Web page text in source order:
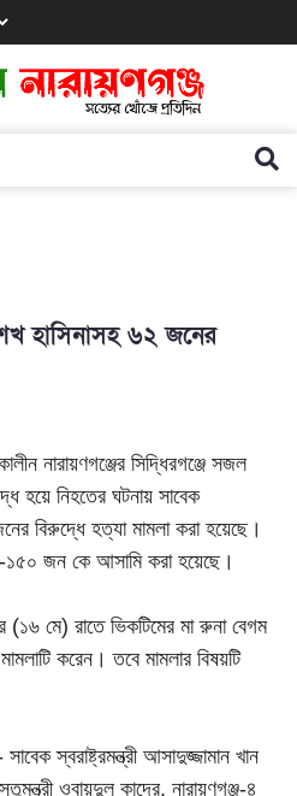
হাসিনাসহ ৬২ জনের
নারায়ণগঞ্জের সিদ্ধিরগঞ্জে সজল
হয়ে নিহতের ঘটনায় সাবেক
বিরুদ্ধে হত্যা মামলা করা হয়েছে।
জন কে আসামি করা হয়েছে।
মে) রাতে ভিকটিমের মা রুনা বেগম
করেন। তবে মামলার বিষয়টি
স্বরাষ্ট্রমন্ত্রী আসাদুজ্জামান খান
ওবায়দুল কাদের, নারায়ণগঞ্জ-৪